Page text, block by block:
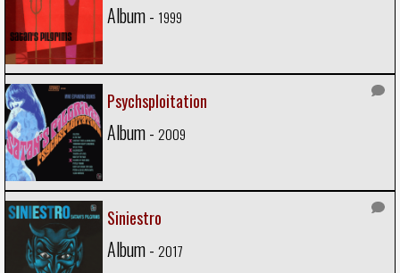
Album - 1999
Psychsploitation
Album - 2009
Siniestro
Album - 2017